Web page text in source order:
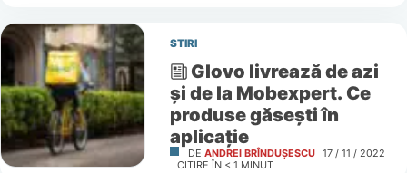
STIRI
Glovo livrează de azi
și de la Mobexpert. Ce
produse găsești în
aplicație
DE ANDREI BRÎNDUȘESCU 17 / 11 / 2022
CITIRE ÎN < 1 MINUT